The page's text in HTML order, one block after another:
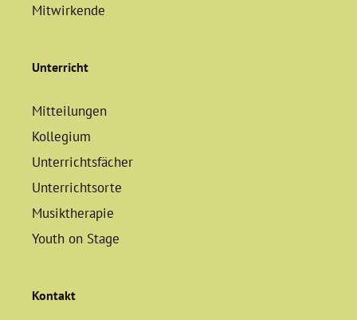
Mitwirkende
Unterricht
Mitteilungen
Kollegium
Unterrichtsfächer
Unterrichtsorte
Musiktherapie
Youth on Stage
Kontakt